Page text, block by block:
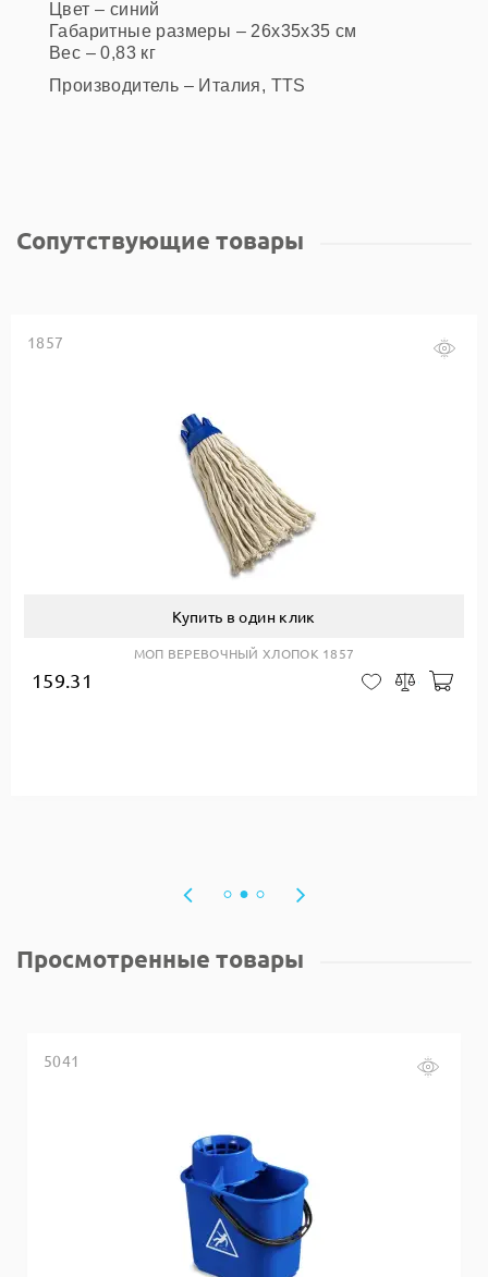
Цвет – синий
Габаритные размеры – 26х35х35 см
Вес – 0,83 кг
Производитель – Италия, TTS
Сопутствующие товары
в корзину
1857
Купить в один клик
МОП ВЕРЕВОЧНЫЙ ХЛОПОК 1857
159.31 В закладки
Сравнить
Просмотренные товары
5041